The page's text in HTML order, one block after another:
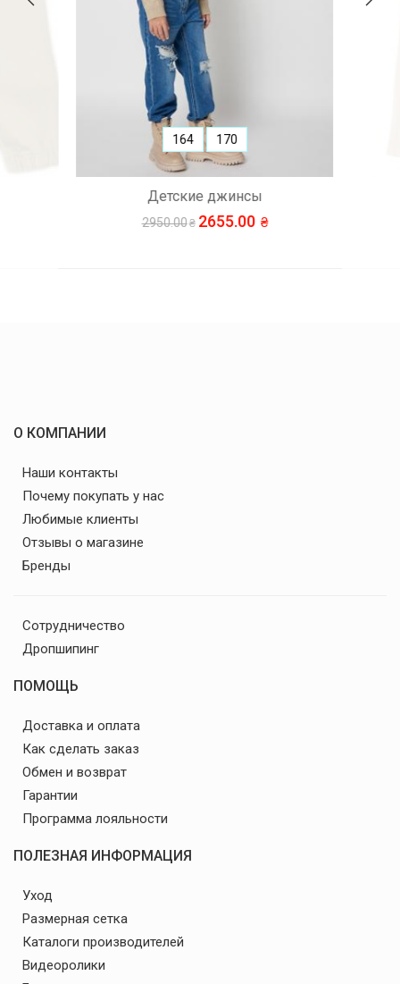
Детские джинсы
2950.00 2655.00
164 170
О КОМПАНИИ
Наши контакты
Почему покупать у нас
Любимые клиенты
Отзывы о магазине
Бренды
Сотрудничество
Дропшипинг
ПОМОЩЬ
Доставка и оплата
Как сделать заказ
Обмен и возврат
Гарантии
Программа лояльности
ПОЛЕЗНАЯ ИНФОРМАЦИЯ
Уход
Размерная сетка
Каталоги производителей
Видеоролики